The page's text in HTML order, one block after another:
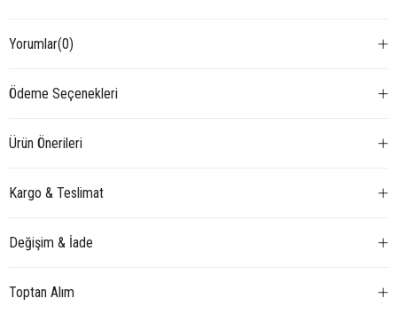
Yorumlar(0)
Ödeme Seçenekleri
Ürün Önerileri
Kargo & Teslimat
Değişim & İade
Toptan Alım